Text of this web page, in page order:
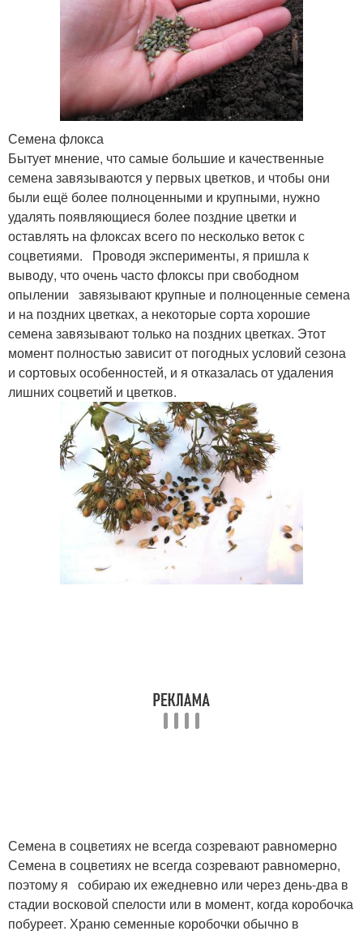
Семена флокса
Бытует мнение, что самые большие и качественные
семена завязываются у первых цветков, и чтобы они
были ещё более полноценными и крупными, нужно
удалять появляющиеся более поздние цветки и
оставлять на флоксах всего по несколько веток с
соцветиями. Проводя эксперименты, я пришла к
выводу, что очень часто флоксы при свободном
опылении завязывают крупные и полноценные семена
и на поздних цветках, а некоторые сорта хорошие
семена завязывают только на поздних цветках. Этот
момент полностью зависит от погодных условий сезона
и сортовых особенностей, и я отказалась от удаления
лишних соцветий и цветков.
Семена в соцветиях не всегда созревают равномерно
Семена в соцветиях не всегда созревают равномерно,
поэтому я собираю их ежедневно или через день-два в
стадии восковой спелости или в момент, когда коробочка
побуреет. Храню семенные коробочки обычно в